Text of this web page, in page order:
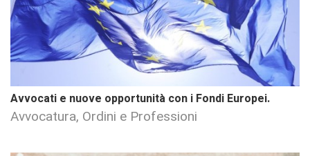
Avvocati e nuove opportunità con i Fondi Europei.
Avvocatura, Ordini e Professioni